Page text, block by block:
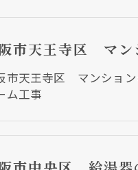
市天王寺区 マンション
ム工事